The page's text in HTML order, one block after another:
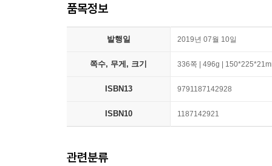
품목정보
발행일 2019년 07월 10일
쪽수, 무게, 크기 336쪽 | 496g |
ISBN13 9791187142928
ISBN10 1187142921
관련분류